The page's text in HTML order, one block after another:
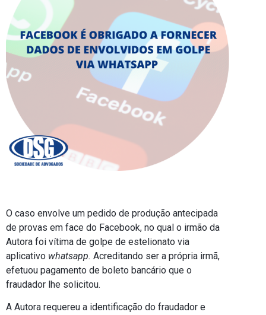
O caso envolve um pedido de produção antecipada
de provas em face do Facebook, no qual o irmão da
Autora foi vítima de golpe de estelionato via
aplicativo whatsapp. Acreditando ser a própria irmã,
efetuou pagamento de boleto bancário que o
fraudador lhe solicitou.
A Autora requereu a identificação do fraudador e